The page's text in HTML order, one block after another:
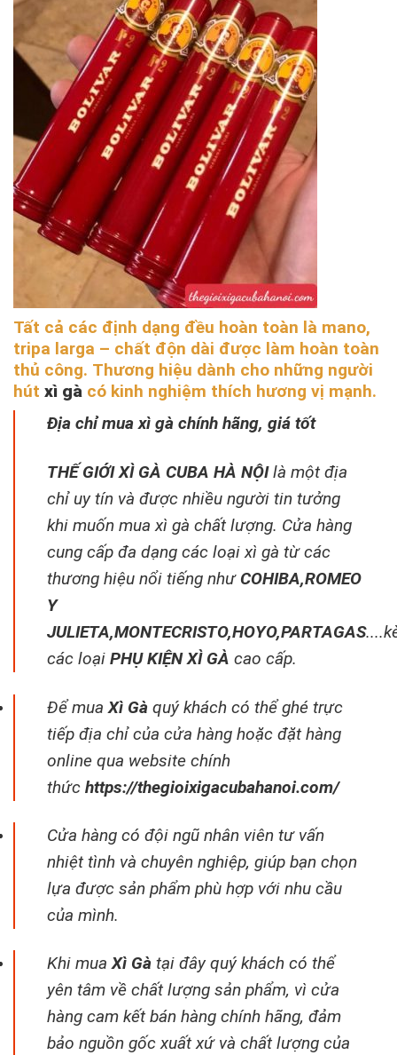
Tất cả các định dạng đều hoàn toàn là mano,
tripa larga – chất độn dài được làm hoàn toàn
thủ công. Thương hiệu dành cho những người
hút xì gà có kinh nghiệm thích hương vị mạnh.
Địa chỉ mua xì gà chính hãng, giá tốt
THẾ GIỚI XÌ GÀ CUBA HÀ NỘIlà một địa
chỉ uy tín và được nhiều người tin tưởng
khi muốn mua xì gà chất lượng. Cửa hàng
cung cấp đa dạng các loại xì gà từ các
thương hiệu nổi tiếng như COHIBA,ROMEO
Y
JULIETA,MONTECRISTO,HOYO,PARTAGAS
các loại PHỤ KIỆN XÌ GÀ cao cấp.
Để muaXì Gà quý khách có thể ghé trực
tiếp địa chỉ của cửa hàng hoặc đặt hàng
online qua website chính
thức https://thegioixigacubahanoi.com/
Cửa hàng có đội ngũ nhân viên tư vấn
nhiệt tình và chuyên nghiệp, giúp bạn chọn
lựa được sản phẩm phù hợp với nhu cầu
của mình.
Khi muaXì Gà tại đây quý khách có thể
yên tâm về chất lượng sản phẩm, vì cửa
hàng cam kết bán hàng chính hãng, đảm
bảo nguồn gốc xuất xứ và chất lượng của